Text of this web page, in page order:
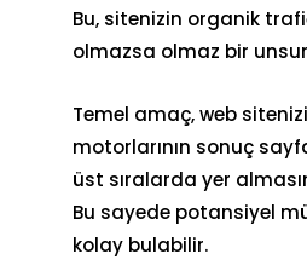
Bu, sitenizin organik
olmazsa olmaz bir
Temel amaç, web
motorlarının sonuç
üst sıralarda yer
Bu sayede potansiyel
kolay bulabilir.